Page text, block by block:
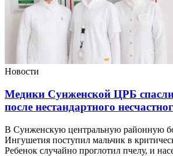
Новости
Медики Сунженской ЦРБ
после нестандартного
В Сунженскую центральную районную
Ингушетия поступил мальчик в
Ребенок случайно проглотил пчелу, и